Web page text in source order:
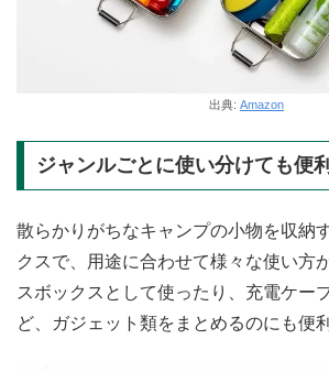
出典: Amazon
ジャンルごとに使い分けても便利
散らかりがちなキャンプの小物を収納
クスで、用途に合わせて様々な使い方
スボックスとして使ったり、充電ケー
ど、ガジェット類をまとめるのにも便